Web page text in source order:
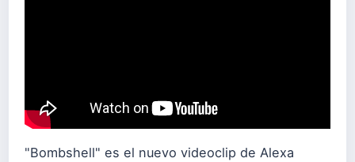
"Bombshell" es el nuevo videoclip de Alexa